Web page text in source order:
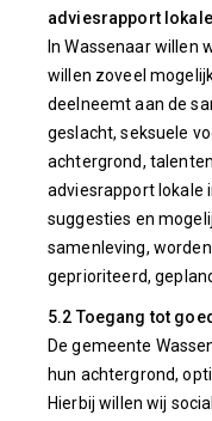
adviesrapport
In Wassenaar willen
willen zoveel
deelneemt aan de
geslacht, seksuele
achtergrond,
adviesrapport lokale
suggesties en
samenleving,
geprioriteerd,
5.2 Toegang tot
De gemeente
hun achtergrond,
Hierbij willen wij